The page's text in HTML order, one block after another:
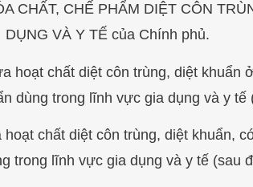
CHẤT, CHẾ PHẨM DIỆT CÔN
DỤNG VÀ Y TẾ của Chính phủ.
hoạt chất diệt côn trùng, diệt khuẩn
dùng trong lĩnh vực gia dụng và y tế
chất diệt côn trùng, diệt khuẩn,
trong lĩnh vực gia dụng và y tế (sau